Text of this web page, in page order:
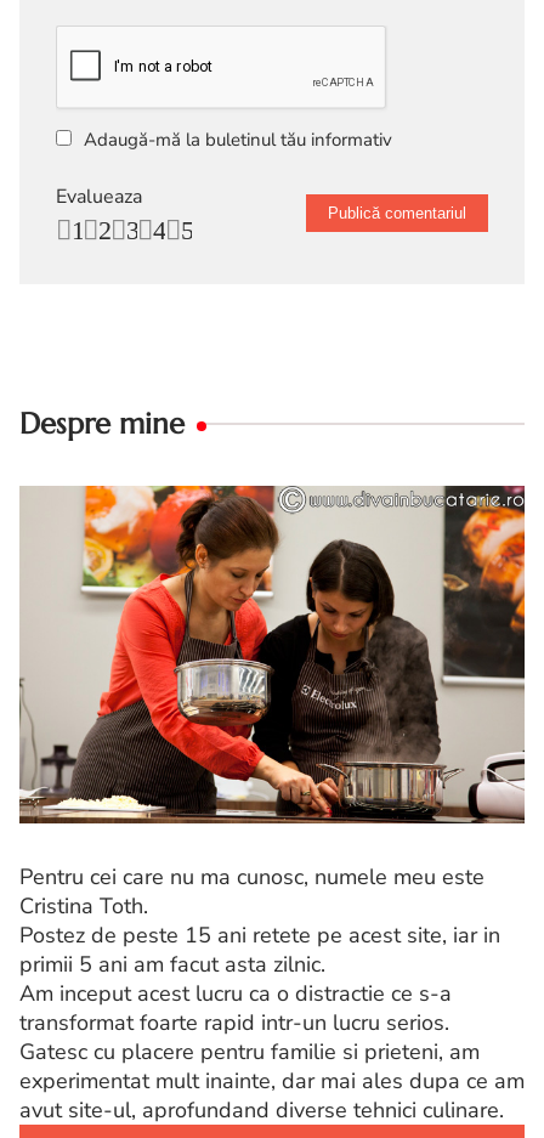
Adaugă-mă la buletinul tău informativ
Evalueaza
5
4
3
2
1
Despre mine
Pentru cei care nu ma cunosc, numele meu este
Cristina Toth.
Postez de peste 15 ani retete pe acest site, iar in
primii 5 ani am facut asta zilnic.
Am inceput acest lucru ca o distractie ce s-a
transformat foarte rapid intr-un lucru serios.
Gatesc cu placere pentru familie si prieteni, am
experimentat mult inainte, dar mai ales dupa ce am
avut site-ul, aprofundand diverse tehnici culinare.